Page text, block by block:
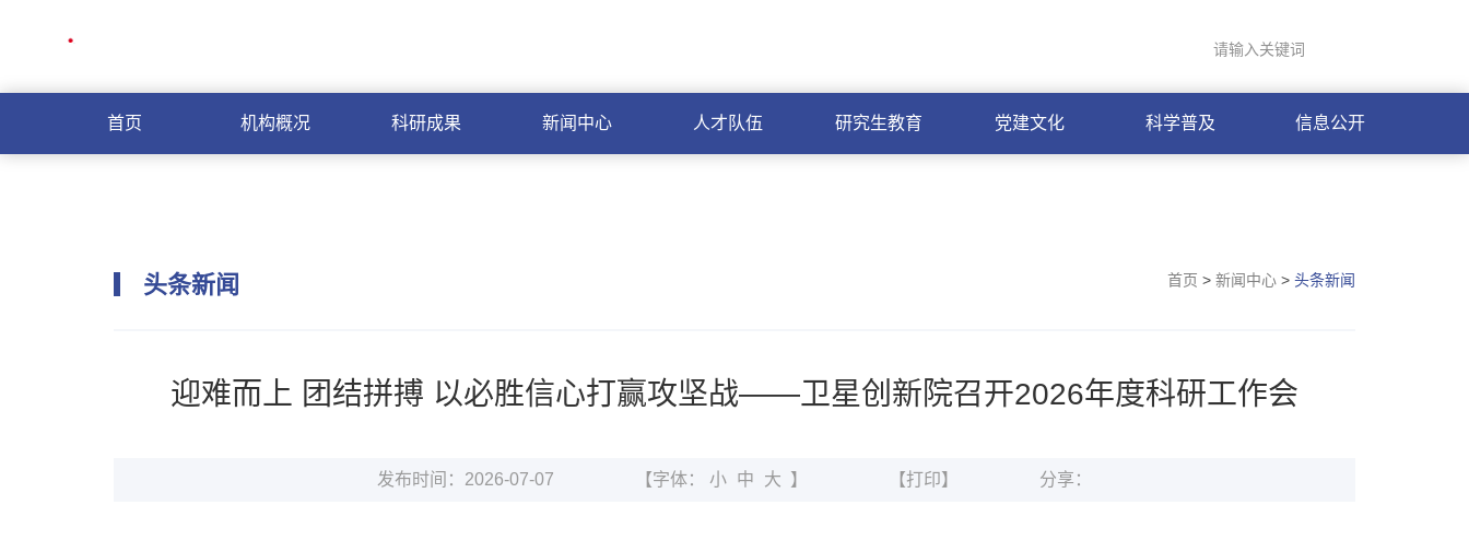
首页 机构概况 科研成果 新闻中心 人才队伍 研究生教育 党建文化 科学普及 信息公开
头条新闻 首页 > 新闻中心 > 头条新闻
迎难而上 团结拼搏 以必胜信心打赢攻坚战——卫星创新院召开2026年度科研工作会
发布时间：2026-07-07 【字体： 小 中 大 】 【打印】 分享：